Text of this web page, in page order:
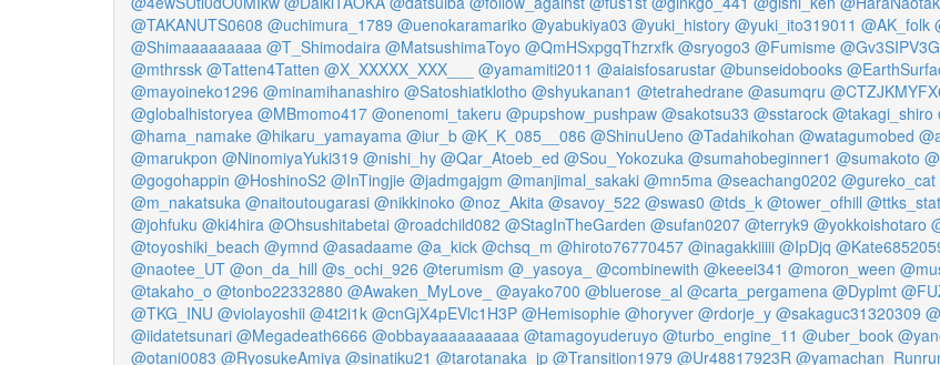
@TAKANUTS0608 @uchimura_1789 @uenokaramariko @yabukiya03 @yuki_history @yuki_ito319011 @AK_folk
@Shimaaaaaaaaa @T_Shimodaira @MatsushimaToyo @QmHSxpgqThzrxfk @sryogo3 @Fumisme
@mthrssk @Tatten4Tatten @X_XXXXX_XXX___ @yamamiti2011 @aiaisfosarustar @bunseidobooks
@mayoineko1296 @minamihanashiro @Satoshiatklotho @shyukanan1 @tetrahedrane @asumqru
@globalhistoryea @MBmomo417 @onenomi_takeru @pupshow_pushpaw @sakotsu33 @sstarock @takagi_shiro
@hama_namake @hikaru_yamayama @iur_b @K_K_085__086 @ShinuUeno @Tadahikohan @watagumobed
@marukpon @NinomiyaYuki319 @nishi_hy @Qar_Atoeb_ed @Sou_Yokozuka @sumahobeginner1 @sumakoto
@gogohappin @HoshinoS2 @InTingjie @jadmgajgm @manjimal_sakaki @mn5ma @seachang0202 @gureko_cat
@m_nakatsuka @naitoutougarasi @nikkinoko @noz_Akita @savoy_522 @swas0 @tds_k @tower_ofhill
@johfuku @ki4hira @Ohsushitabetai @roadchild082 @StagInTheGarden @sufan0207 @terryk9 @yokkoishotaro
@toyoshiki_beach @ymnd @asadaame @a_kick @chsq_m @hiroto76770457 @inagakkiiiii @IpDjq
@naotee_UT @on_da_hill @s_ochi_926 @terumism @_yasoya_ @combinewith @keeei341 @moron_ween
@takaho_o @tonbo22332880 @Awaken_MyLove_ @ayako700 @bluerose_al @carta_pergamena @Dyplmt
@TKG_INU @violayoshii @4t2i1k @cnGjX4pEVlc1H3P @Hemisophie @horyver @rdorje_y @sakaguc31320309
@iidatetsunari @Megadeath6666 @obbayaaaaaaaaaa @tamagoyuderuyo @turbo_engine_11 @uber_book
@otani0083 @RyosukeAmiya @sinatiku21 @tarotanaka_jp @Transition1979 @Ur48817923R